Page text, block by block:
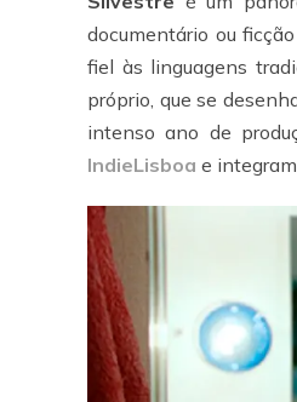
documentário ou
fiel às linguagens
próprio, que se
intenso ano de
IndieLisboa e